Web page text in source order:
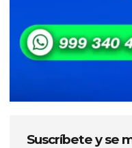
Suscríbete y se